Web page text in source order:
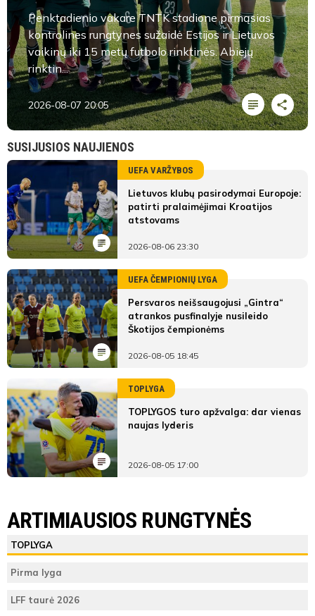
Penktadienio vakare TNTK stadione pirmąsias
kontrolines rungtynes sužaidė Estijos ir Lietuvos
vaikinų iki 15 metų futbolo rinktinės. Abiejų
rinktin...
2026-08-07 20:05
SUSIJUSIOS NAUJIENOS
UEFA VARŽYBOS
Lietuvos klubų pasirodymai Europoje:
patirti pralaimėjimai Kroatijos
atstovams
2026-08-06 23:30
UEFA ČEMPIONIŲ LYGA
Persvaros neišsaugojusi „Gintra“
atrankos pusfinalyje nusileido
Škotijos čempionėms
2026-08-05 18:45
TOPLYGA
TOPLYGOS turo apžvalga: dar vienas
naujas lyderis
2026-08-05 17:00
SC
Utenis
FA Utenis
1
Jonė Blusytė
Ukmergės SC
Pirmas
ARTIMIAUSIOS RUNGTYNĖS
TOPLYGA
Pirma lyga
LFF taurė 2026